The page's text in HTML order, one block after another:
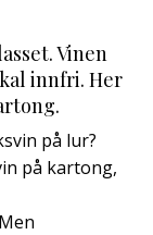
Vinen
innfri. Her
på lur?
på kartong,